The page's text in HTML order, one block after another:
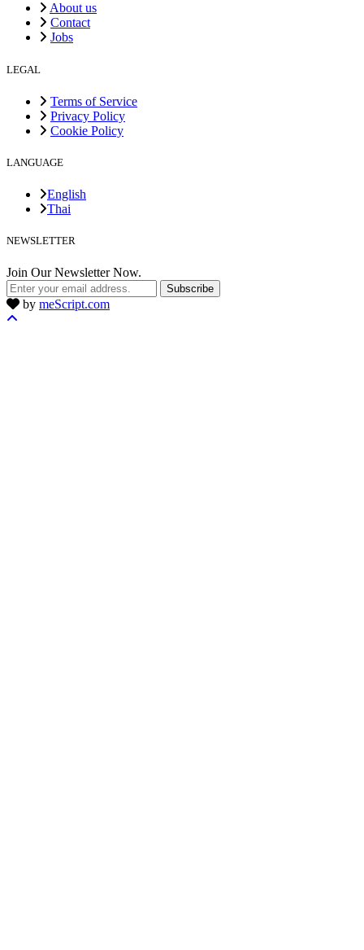
About us
Contact
Jobs
LEGAL
Terms of Service
Privacy Policy
Cookie Policy
LANGUAGE
English
Thai
NEWSLETTER
Join Our Newsletter Now.
Subscribe
by meScript.com